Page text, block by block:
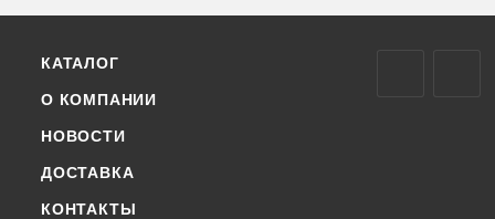
КАТАЛОГ
О КОМПАНИИ
НОВОСТИ
ДОСТАВКА
КОНТАКТЫ